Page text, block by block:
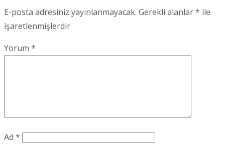
E-posta adresiniz yayınlanmayacak. Gerekli alanlar* ile
işaretlenmişlerdir
Yorum *
Ad *